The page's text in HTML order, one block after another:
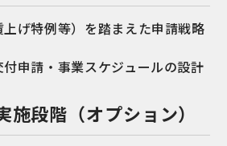
げ特例等）を踏まえた申請戦略
申請・事業スケジュールの設計
段階（オプション）